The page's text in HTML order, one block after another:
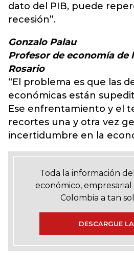
dato del PIB, puede
recesión”.
Gonzalo Palau
Profesor de economía de
Rosario
“El problema es que las
económicas están
Ese enfrentamiento y el
recortes una y otra vez
incertidumbre en la
Toda la información
económico,
Colombia a tan
DESCARGUE